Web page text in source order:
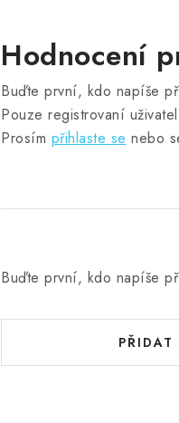
Hodnocení
Buďte první, kdo napíše
Pouze registrovaní
Prosím přihlaste se nebo
Buďte první, kdo napíše
PŘIDAT